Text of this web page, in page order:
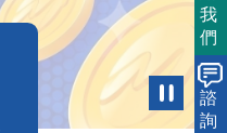
我
們
諮
詢